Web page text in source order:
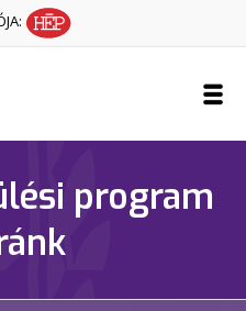
program